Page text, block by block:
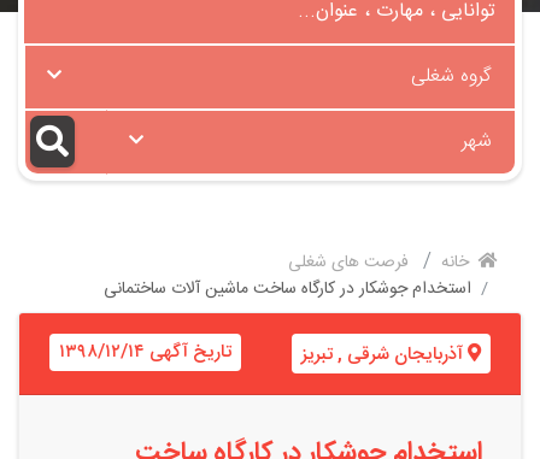
گروه شغلی
شهر
خانه
فرصت های شغلی
استخدام جوشکار در کارگاه ساخت ماشین آلات ساختمانی
آذربایجان شرقی ,تبریز تاریخ آگهی ۱۳۹۸/۱۲/۱۴